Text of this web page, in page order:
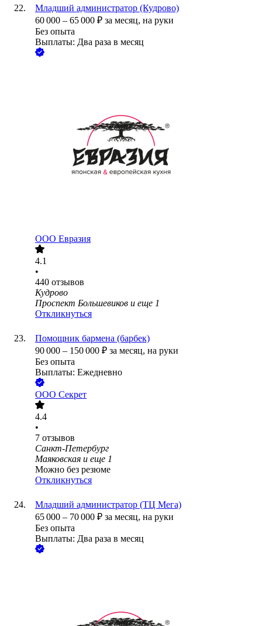
Младший администратор (Кудрово)
60 000 – 65 000 ₽ за месяц, на руки
Без опыта
Выплаты: Два раза в месяц
ООО Евразия
4.1
•
440 отзывов
Кудрово
Проспект Большевиков и еще 1
Откликнуться
Помощник бармена (барбек)
90 000 – 150 000 ₽ за месяц, на руки
Без опыта
Выплаты: Ежедневно
ООО Секрет
4.4
•
7 отзывов
Санкт-Петербург
Маяковская и еще 1
Можно без резюме
Откликнуться
Младший администратор (ТЦ Мега)
65 000 – 70 000 ₽ за месяц, на руки
Без опыта
Выплаты: Два раза в месяц